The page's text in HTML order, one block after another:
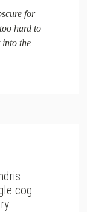
for
hard to
into the
cog